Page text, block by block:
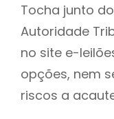
Tocha junto
Autoridade
no site e-
opções, nem
riscos a